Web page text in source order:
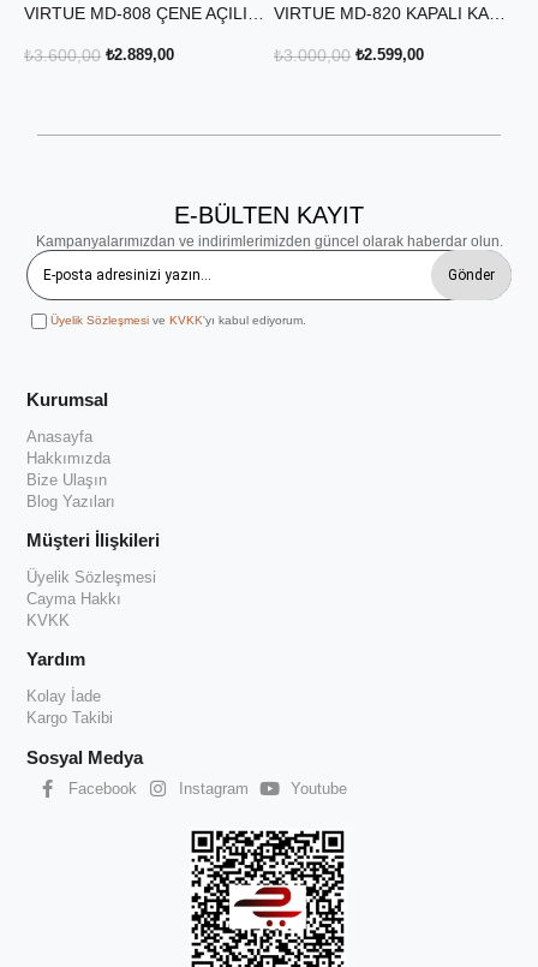
₺2.889,00
₺3.600,00 ₺2.599,00
₺3.000,00
E-BÜLTEN KAYIT
Kampanyalarımızdan ve indirimlerimizden güncel olarak haberdar olun.
Gönder
Üyelik Sözleşmesi veKVKK'yı kabul ediyorum.
Kurumsal
Anasayfa
Hakkımızda
Bize Ulaşın
Blog Yazıları
Müşteri İlişkileri
Üyelik Sözleşmesi
Cayma Hakkı
KVKK
Yardım
Kolay İade
Kargo Takibi
Sosyal Medya
Facebook Instagram Youtube